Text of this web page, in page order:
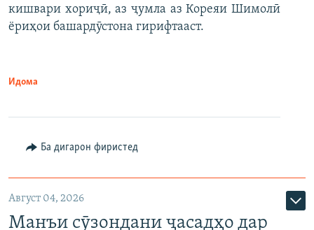
кишвари хориҷӣ, аз ҷумла аз Кореяи Шимолӣ
ёриҳои башардӯстона гирифтааст.
Идома
Ба дигарон фиристед
Август 04, 2026
Манъи сӯзондани ҷасадҳо дар